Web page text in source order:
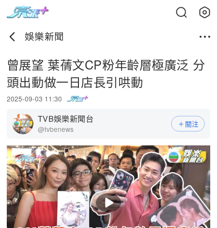
娛樂新聞
曾展望 葉蒨文CP粉年齡層極廣泛 分
頭出動做一日店長引哄動
2025-09-03 11:30
TVB娛樂新聞台
@tvbenews
關注